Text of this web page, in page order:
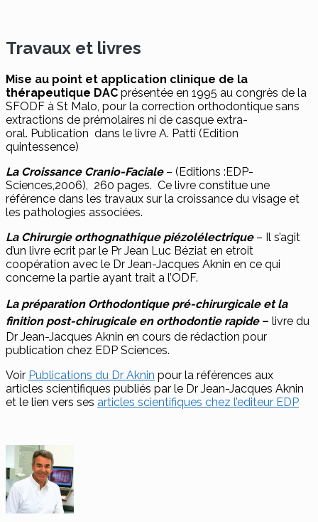
Travaux et livres
Mise au point et application clinique de la
thérapeutique DAC présentée en 1995 au congrès de la
SFODF à St Malo, pour la correction orthodontique sans
extractions de prémolaires ni de casque extra-
oral. Publication dans le livre A. Patti (Edition
quintessence)
La Croissance Cranio-Faciale– (Editions :EDP-
Sciences,2006), 260 pages. Ce livre constitue une
référence dans les travaux sur la croissance du visage et
les pathologies associées.
La Chirurgie orthognathique piézolélectrique– Il s’agit
d’un livre ecrit par le Pr Jean Luc Béziat en etroit
coopération avec le Dr Jean-Jacques Aknin en ce qui
concerne la partie ayant trait a l’ODF.
La préparation Orthodontique pré-chirurgicale et la
finition post-chirugicale en orthodontie rapide– livre du
Dr Jean-Jacques Aknin en cours de rédaction pour
publication chez EDP Sciences.
Voir Publications du Dr Aknin pour la références aux
articles scientifiques publiés par le Dr Jean-Jacques Aknin
et le lien vers ses articles scientifiques chez l’editeur EDP